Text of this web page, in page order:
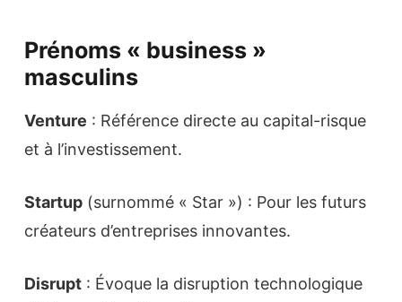
Prénoms « business »
masculins
Venture : Référence directe au capital-risque
et à l’investissement.
Startup (surnommé « Star ») : Pour les futurs
créateurs d’entreprises innovantes.
Disrupt : Évoque la disruption technologique